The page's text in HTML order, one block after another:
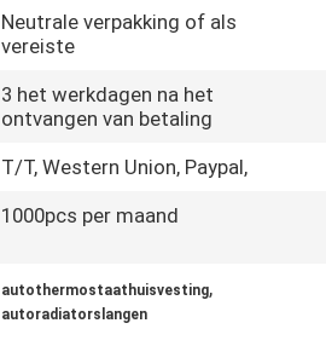
Neutrale verpakking of als
vereiste
3 het werkdagen na het
ontvangen van betaling
T/T, Western Union, Paypal,
1000pcs per maand
autothermostaathuisvesting,
autoradiatorslangen